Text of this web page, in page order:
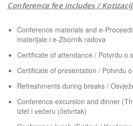
Conference fee includes /
Conference materials and e-
materijale i e-Zbornik radova
Certificate of attendance / Potvrdu o
Certificate of presentation / Potvrdu
Refreshments during breaks /
Conference excursion and dinner
izlet i večeru (četvrtak)